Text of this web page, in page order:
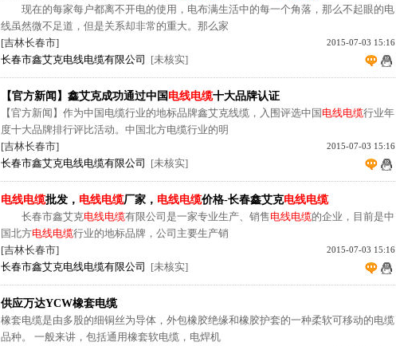
现在的每家每户都离不开电的使用，电布满生活中的每一个角落，那么不起眼的电
线虽然微不足道，但是关系却非常的重大。那么家
2015-07-03 15:16
[吉林长春市]
长春市鑫艾克电线电缆有限公司
[未核实]
【官方新闻】鑫艾克成功通过中国 电线电缆十大品牌认证
【官方新闻】作为中国电缆行业的地标品牌鑫艾克线缆，入围评选中国 电线电缆行业年
度十大品牌排行评比活动。中国北方电缆行业的明
2015-07-03 15:16
[吉林长春市]
长春市鑫艾克电线电缆有限公司
[未核实]
电线电缆批发， 电线电缆厂家， 电线电缆价格-长春鑫艾克电线电缆
长春市鑫艾克电线电缆有限公司是一家专业生产、销售电线电缆的企业，目前是中
国北方电线电缆行业的地标品牌，公司主要生产销
2015-07-03 15:16
[吉林长春市]
长春市鑫艾克电线电缆有限公司
[未核实]
供应万达YCW橡套电缆
橡套电缆是由多股的细铜丝为导体，外包橡胶绝缘和橡胶护套的一种柔软可移动的电缆
品种。 一般来讲，包括通用橡套软电缆，电焊机